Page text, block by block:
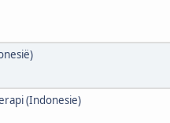
(Indonesie)